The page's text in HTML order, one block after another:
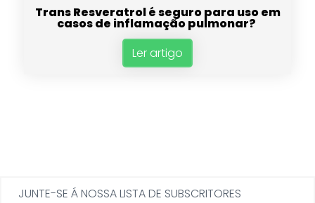
Trans Resveratrol é seguro para uso em
casos de inflamação pulmonar?
Ler artigo
JUNTE-SE Á NOSSA LISTA DE SUBSCRITORES